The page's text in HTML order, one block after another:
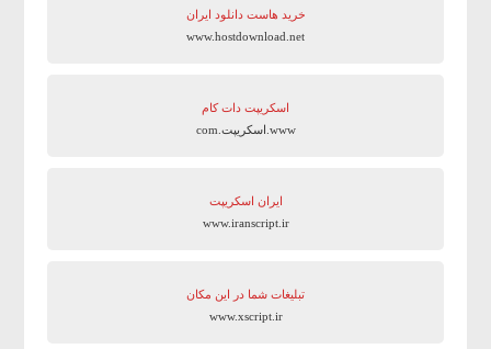
خرید هاست دانلود ایران
www.hostdownload.net
اسکریپت دات کام
www.اسکریپت.com
ایران اسکریپت
www.iranscript.ir
تبلیغات شما در این مکان
www.xscript.ir